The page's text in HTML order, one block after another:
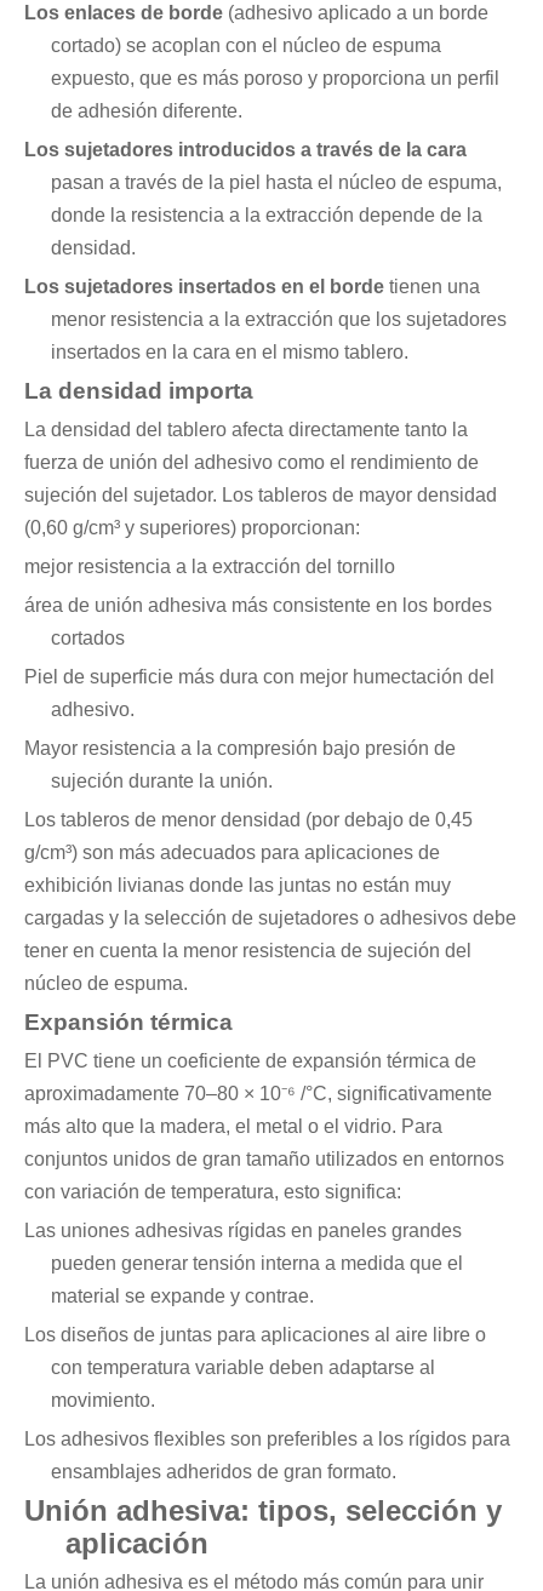
Los enlaces de borde (adhesivo aplicado a un borde
cortado) se acoplan con el núcleo de espuma
expuesto, que es más poroso y proporciona un perfil
de adhesión diferente.
Los sujetadores introducidos a través de la cara
pasan a través de la piel hasta el núcleo de espuma,
donde la resistencia a la extracción depende de la
densidad.
Los sujetadores insertados en el borde tienen una
menor resistencia a la extracción que los sujetadores
insertados en la cara en el mismo tablero.
La densidad importa
La densidad del tablero afecta directamente tanto la
fuerza de unión del adhesivo como el rendimiento de
sujeción del sujetador. Los tableros de mayor densidad
(0,60 g/cm³ y superiores) proporcionan:
mejor resistencia a la extracción del tornillo
área de unión adhesiva más consistente en los bordes
cortados
Piel de superficie más dura con mejor humectación del
adhesivo.
Mayor resistencia a la compresión bajo presión de
sujeción durante la unión.
Los tableros de menor densidad (por debajo de 0,45
g/cm³) son más adecuados para aplicaciones de
exhibición livianas donde las juntas no están muy
cargadas y la selección de sujetadores o adhesivos debe
tener en cuenta la menor resistencia de sujeción del
núcleo de espuma.
Expansión térmica
El PVC tiene un coeficiente de expansión térmica de
aproximadamente 70–80 × 10⁻⁶ /°C, significativamente
más alto que la madera, el metal o el vidrio. Para
conjuntos unidos de gran tamaño utilizados en entornos
con variación de temperatura, esto significa:
Las uniones adhesivas rígidas en paneles grandes
pueden generar tensión interna a medida que el
material se expande y contrae.
Los diseños de juntas para aplicaciones al aire libre o
con temperatura variable deben adaptarse al
movimiento.
Los adhesivos flexibles son preferibles a los rígidos para
ensamblajes adheridos de gran formato.
Unión adhesiva: tipos, selección y
aplicación
La unión adhesiva es el método más común para unir